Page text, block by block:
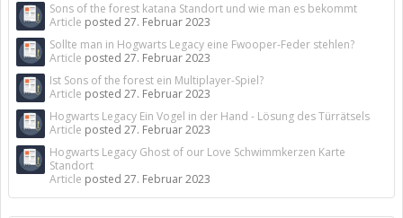
Sons of the forest katana Standort und wie man es bekommt
Article posted 27. Februar 2023
Sollte man in Hogwarts Legacy eine Fwooper-Feder stehlen?
Article posted 27. Februar 2023
Ist Sons of the forest ein Multiplayer-Spiel?
Article posted 27. Februar 2023
Hogwarts Legacy Ein Vogel in der Hand - Lösung des Türrätsels
Article posted 27. Februar 2023
Hogwarts Legacy Ghost of our Love Schwimmkerzen Karte
Standort
Article posted 27. Februar 2023